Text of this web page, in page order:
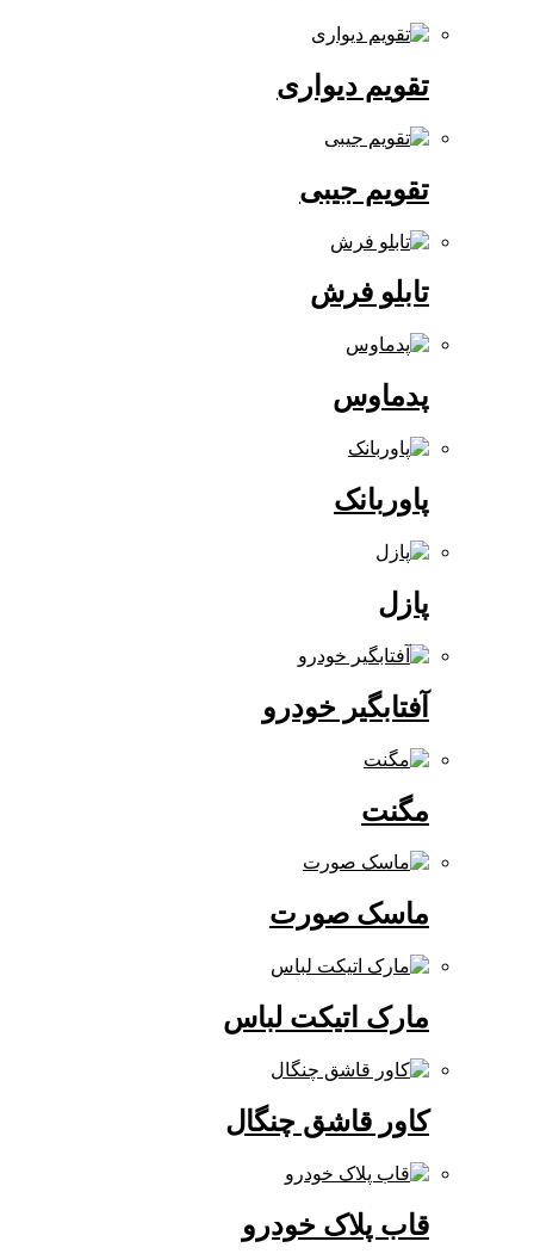
تقویم دیواری
تقویم جیبی
تابلو فرش
آفتابگیر خودرو
ماسک صورت
مارک اتیکت لباس
کاور قاشق چنگال
قاب پلاک خودرو